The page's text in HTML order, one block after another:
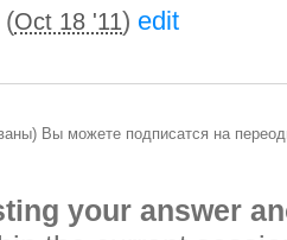
(Oct 18 '11) edit
Вы можете подписатся на
your answer